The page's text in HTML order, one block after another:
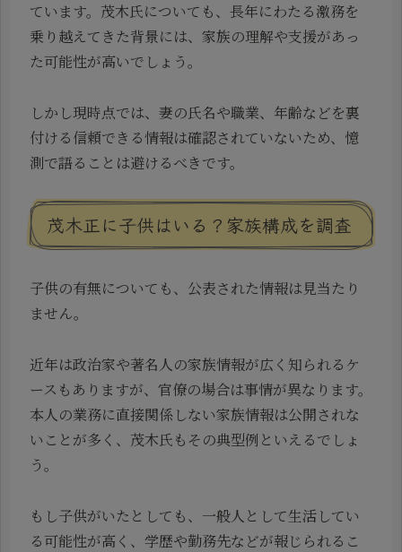
ています。茂木氏についても、長年にわたる激務を
乗り越えてきた背景には、家族の理解や支援があっ
た可能性が高いでしょう。
しかし現時点では、妻の氏名や職業、年齢などを裏
付ける信頼できる情報は確認されていないため、憶
測で語ることは避けるべきです。
茂木正に子供はいる？家族構成を調査
子供の有無についても、公表された情報は見当たり
ません。
近年は政治家や著名人の家族情報が広く知られるケ
ースもありますが、官僚の場合は事情が異なります。
本人の業務に直接関係しない家族情報は公開されな
いことが多く、茂木氏もその典型例といえるでしょ
う。
もし子供がいたとしても、一般人として生活してい
る可能性が高く、学歴や勤務先などが報じられるこ